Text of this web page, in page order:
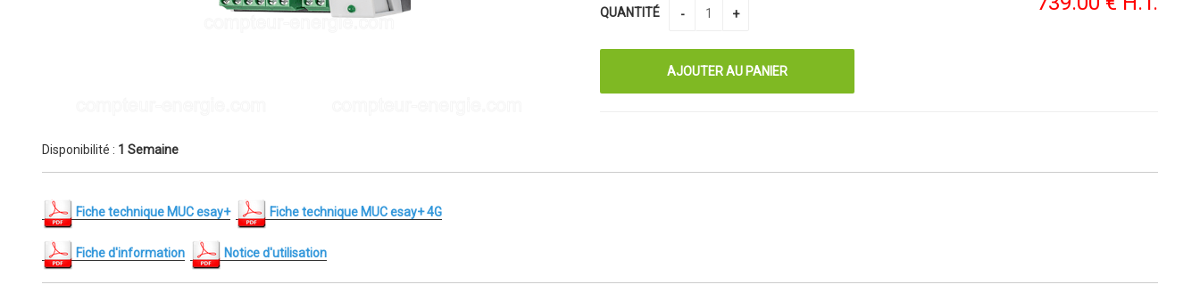
QUANTITÉ
Disponibilité : 1 Semaine
Fiche technique MUC esay+ Fiche technique MUC esay+ 4G
Fiche d'information Notice d'utilisation